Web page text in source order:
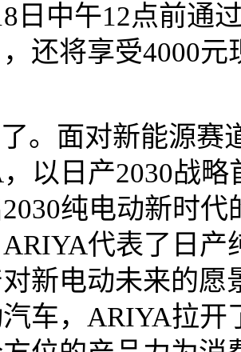
日中午12点前通
还将享受4000
。面对新能源赛
以日产2030战
纯电动新时
代表了日
新电动未来的愿
车，ARIYA拉